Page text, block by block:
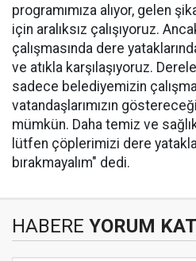
programımıza alıyor, gelen
için aralıksız çalışıyoruz.
çalışmasında dere
ve atıkla karşılaşıyoruz.
sadece belediyemizin
vatandaşlarımızın
mümkün. Daha temiz ve
lütfen çöplerimizi dere
bırakmayalım" dedi.
HABERE YORUM KAT